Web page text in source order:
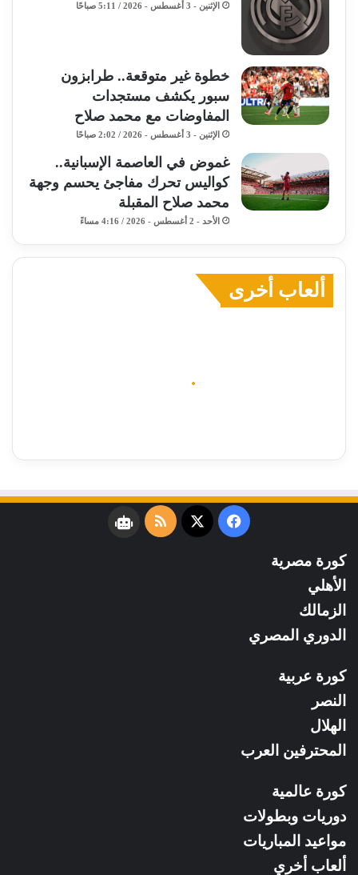
الإثنين - 3 أغسطس - 2026 / 5:11 صباحًا
خطوة غير متوقعة.. طرابزون
سبور يكشف مستجدات
المفاوضات مع محمد صلاح
الإثنين - 3 أغسطس - 2026 / 2:02 صباحًا
غموض في العاصمة الإسبانية..
كواليس تحرك مفاجئ يحسم وجهة
محمد صلاح المقبلة
الأحد - 2 أغسطس - 2026 / 4:16 مساءً
ألعاب أخرى
فيسبوك
‫X
ملخصنبض
كورة مصرية
الأهلي
الزمالك
الدوري المصري
كورة عربية
النصر
الهلال
المحترفين العرب
كورة عالمية
دوريات وبطولات
مواعيد المباريات
ألعاب أخري